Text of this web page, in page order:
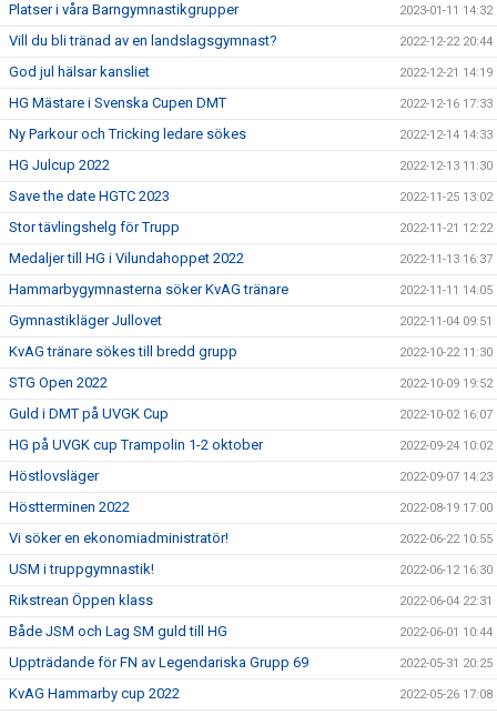
Platser i våra Barngymnastikgrupper 2023-01-11 14:32
Vill du bli tränad av en landslagsgymnast? 2022-12-22 20:44
God jul hälsar kansliet 2022-12-21 14:19
HG Mästare i Svenska Cupen DMT 2022-12-16 17:33
Ny Parkour och Tricking ledare sökes 2022-12-14 14:33
HG Julcup 2022 2022-12-13 11:30
Save the date HGTC 2023 2022-11-25 13:02
Stor tävlingshelg för Trupp 2022-11-21 12:22
Medaljer till HG i Vilundahoppet 2022 2022-11-13 16:37
Hammarbygymnasterna söker KvAG tränare 2022-11-11 14:05
Gymnastikläger Jullovet 2022-11-04 09:51
KvAG tränare sökes till bredd grupp 2022-10-22 11:30
STG Open 2022 2022-10-09 19:52
Guld i DMT på UVGK Cup 2022-10-02 16:07
HG på UVGK cup Trampolin 1-2 oktober 2022-09-24 10:02
Höstlovsläger 2022-09-07 14:23
Höstterminen 2022 2022-08-19 17:00
Vi söker en ekonomiadministratör! 2022-06-22 10:55
USM i truppgymnastik! 2022-06-12 16:30
Rikstrean Öppen klass 2022-06-04 22:31
Både JSM och Lag SM guld till HG 2022-06-01 10:44
Uppträdande för FN av Legendariska Grupp 69 2022-05-31 20:25
KvAG Hammarby cup 2022 2022-05-26 17:08